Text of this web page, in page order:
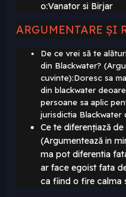
o:Vanator si Birjar
ARGUMENTARE ȘI
De ce vrei să te
din Blackwater?
cuvinte):Doresc sa
din blackwater
persoane sa aplic
jurisdictia
Ce te diferențiază
(Argumentează in
ma pot diferentia
ar face egoist fata
ca fiind o fire calma